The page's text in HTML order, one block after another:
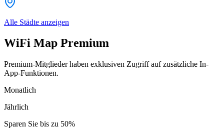
Alle Städte anzeigen
WiFi Map Premium
Premium-Mitglieder haben exklusiven Zugriff auf zusätzliche In-
App-Funktionen.
Monatlich
Jährlich
Sparen Sie bis zu 50%